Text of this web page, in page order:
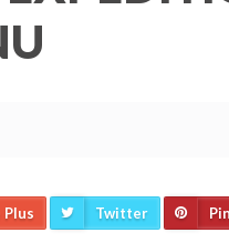
Plus Twitter